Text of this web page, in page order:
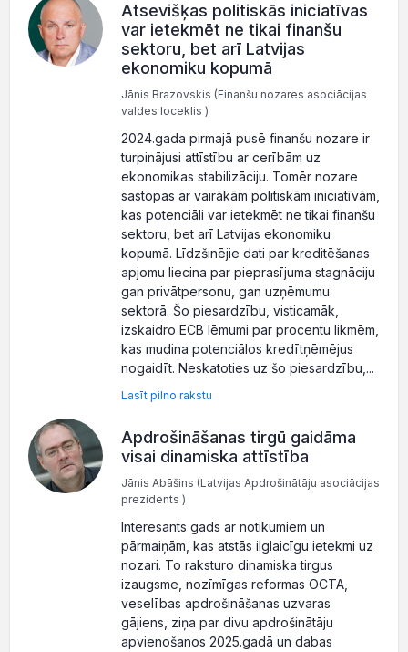
Atsevišķas politiskās iniciatīvas
var ietekmēt ne tikai finanšu
sektoru, bet arī Latvijas
ekonomiku kopumā
Jānis Brazovskis (Finanšu nozares asociācijas
valdes loceklis )
2024.gada pirmajā pusē finanšu nozare ir
turpinājusi attīstību ar cerībām uz
ekonomikas stabilizāciju. Tomēr nozare
sastopas ar vairākām politiskām iniciatīvām,
kas potenciāli var ietekmēt ne tikai finanšu
sektoru, bet arī Latvijas ekonomiku
kopumā. Līdzšinējie dati par kreditēšanas
apjomu liecina par pieprasījuma stagnāciju
gan privātpersonu, gan uzņēmumu
sektorā. Šo piesardzību, visticamāk,
izskaidro ECB lēmumi par procentu likmēm,
kas mudina potenciālos kredītņēmējus
nogaidīt. Neskatoties uz šo piesardzību,...
Lasīt pilno rakstu
Apdrošināšanas tirgū gaidāma
visai dinamiska attīstība
Jānis Abāšins (Latvijas Apdrošinātāju asociācijas
prezidents )
Interesants gads ar notikumiem un
pārmaiņām, kas atstās ilglaicīgu ietekmi uz
nozari. To raksturo dinamiska tirgus
izaugsme, nozīmīgas reformas OCTA,
veselības apdrošināšanas uzvaras
gājiens, ziņa par divu apdrošinātāju
apvienošanos 2025.gadā un dabas